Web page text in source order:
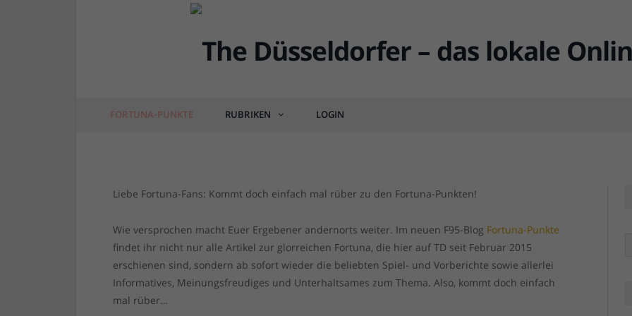
FORTUNA-PUNKTE RUBRIKEN LOGIN
4, 3, 2, 1 – Fortuna-Punkte starten durch…
von RAINER BARTEL 08.01.2023 0 COMMENTS
Liebe Fortuna-Fans: Kommt doch einfach mal rüber zu den Fortuna-Punkten!
Wie versprochen macht Euer Ergebener andernorts weiter. Im neuen F95-Blog Fortuna-Punkte
findet ihr nicht nur alle Artikel zur glorreichen Fortuna, die hier auf TD seit Februar 2015
erschienen sind, sondern ab sofort wieder die beliebten Spiel- und Vorberichte sowie allerlei
Informatives, Meinungsfreudiges und Unterhaltsames zum Thema. Also, kommt doch einfach
mal rüber…